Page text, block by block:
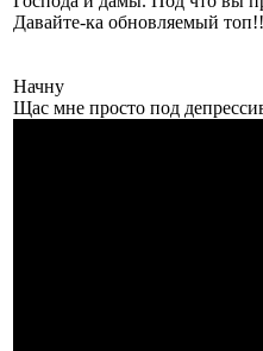
Давайте-ка обновляемый
Начну
Щас мне просто под